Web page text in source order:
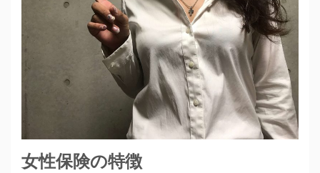
女性保険の特徴